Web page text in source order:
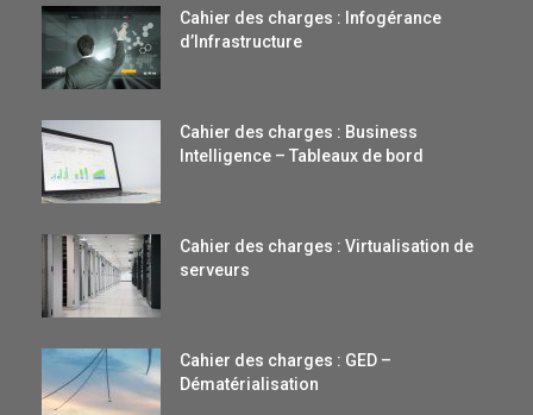
Cahier des charges : Infogérance
d’Infrastructure
Cahier des charges : Business
Intelligence – Tableaux de bord
Cahier des charges : Virtualisation de
serveurs
Cahier des charges : GED –
Dématérialisation